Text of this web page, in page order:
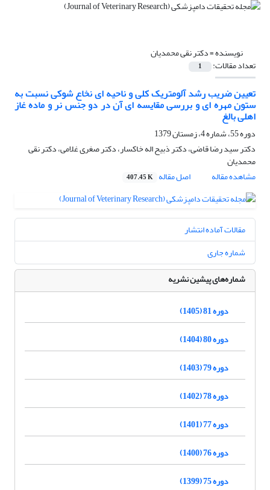
نویسنده =دکتر نقی محمدیان
تعداد مقالات: 1
تعیین ضریب رشد آلومتریک کلی و ناحیه ای نخاع شوکی نسبت به
ستون مهره ای و بررسی مقایسه ای آن در دو جنس نر و ماده غاز
اهلی بالغ
دوره 55، شماره 4، زمستان 1379
دکتر سید رضا قاضی، دکتر ذبیح اله خاکسار، دکتر صغری غلامی، دکتر نقی
محمدیان
مشاهده مقاله
اصل مقاله 407.45 K
مقالات آماده انتشار
شماره جاری
شماره‌های پیشین نشریه
دوره 81 (1405)
دوره 80 (1404)
دوره 79 (1403)
دوره 78 (1402)
دوره 77 (1401)
دوره 76 (1400)
دوره 75 (1399)